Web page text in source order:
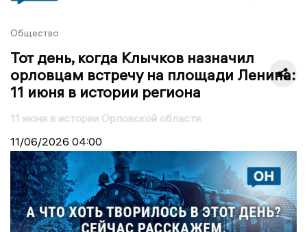
Общество
Тот день, когда Клычков назначил
орловцам встречу на площади Ленина:
11 июня в истории региона
11 июня в истории Орловской области
11/06/2026 04:00